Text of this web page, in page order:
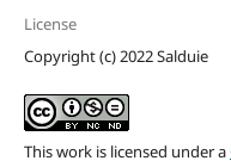
License
Copyright (c) 2022 Salduie
This work is licensed under a